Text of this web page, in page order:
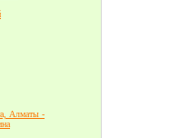
Алматы -